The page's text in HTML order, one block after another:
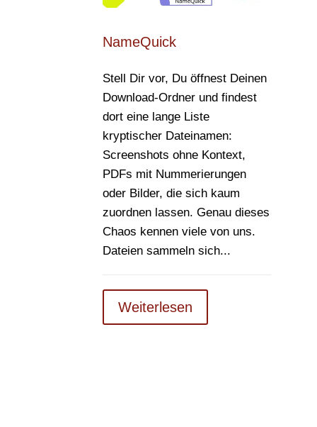
NameQuick
Stell Dir vor, Du öffnest Deinen
Download-Ordner und findest
dort eine lange Liste
kryptischer Dateinamen:
Screenshots ohne Kontext,
PDFs mit Nummerierungen
oder Bilder, die sich kaum
zuordnen lassen. Genau dieses
Chaos kennen viele von uns.
Dateien sammeln sich...
Weiterlesen